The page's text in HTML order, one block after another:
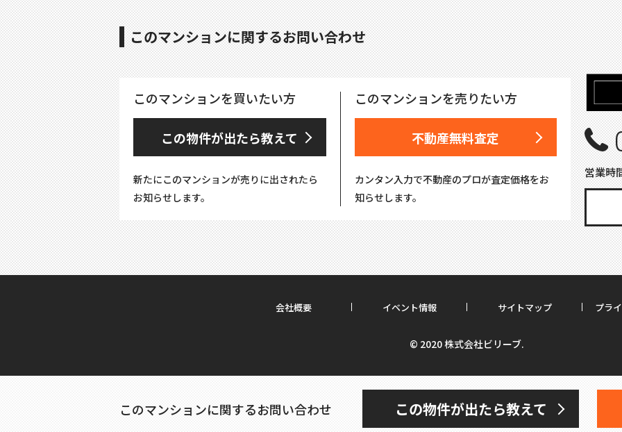
このマンションに関するお問い合わせ
このマンションを買いたい方
この物件が出たら教えて
新たにこのマンションが売りに出されたら
お知らせします。
このマンションを売りたい方
不動産無料査定
カンタン入力で不動産のプロが査定価格をお
知らせします。
営業時
会社概要 イベント情報 サイトマップ プラ
© 2020 株式会社ビリーブ.
このマンションに関するお問い合わせ この物件が出たら教えて